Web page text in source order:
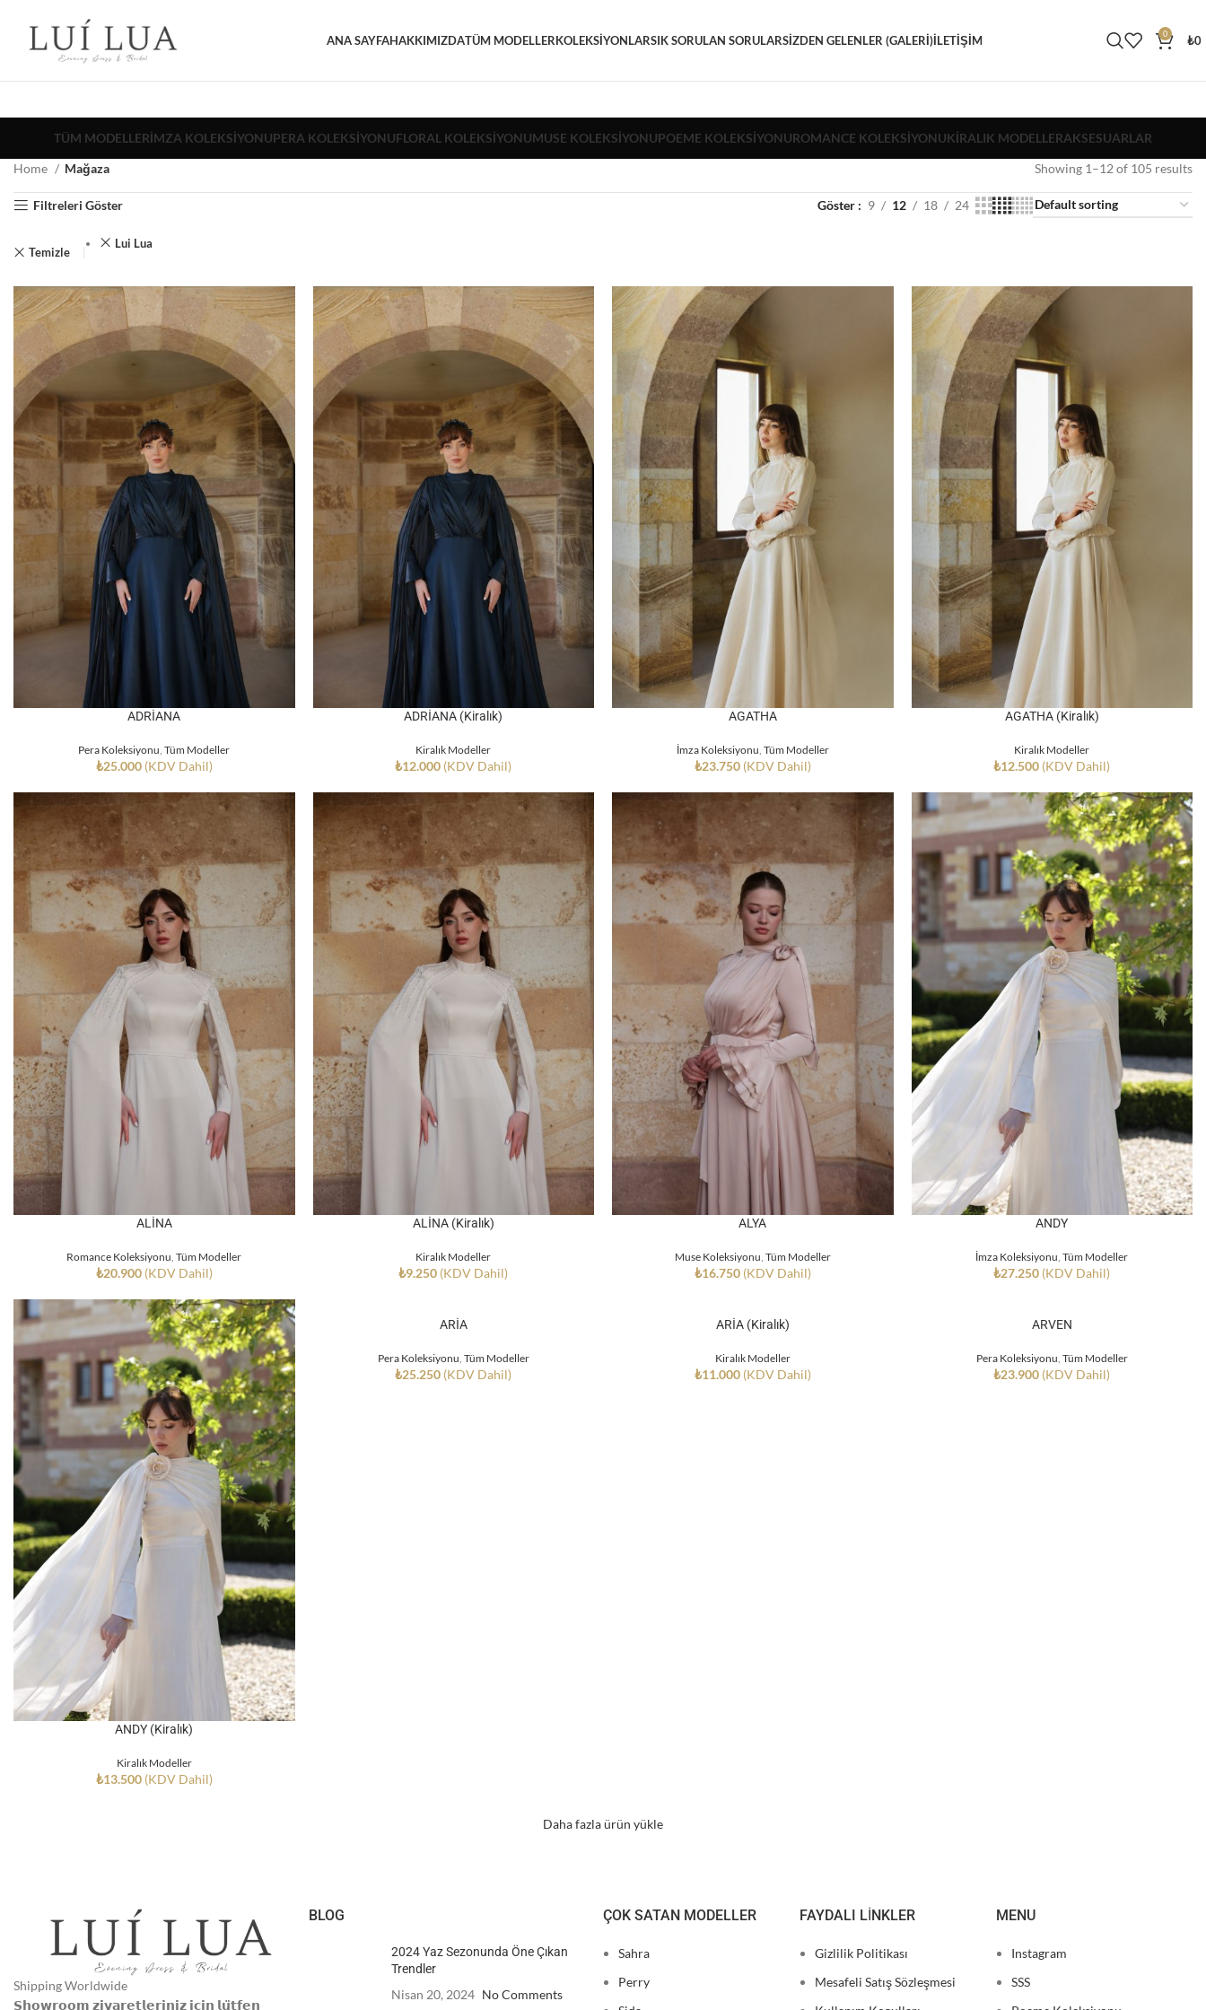
ANA SAYFAHAKKIMIZDATÜM MODELLERKOLEKSIYONLARSIK SORULAN SORULARSIZDEN GELENLER (GALERI)İLETIŞIM 0 ₺0
TÜM MODELLERİMZA KOLEKSIYONUPERA KOLEKSIYONUFLORAL KOLEKSIYONUMUSE KOLEKSIYONUPOEME KOLEKSIYONUROMANCE KOLEKSIYONUKIRALIK MODELLERAKSESUARLAR
Home
Mağaza Showing 1–12 of 105 results
Filtreleri Göster Göster 9 12 18 24
Temizle
Lui Lua
ADRİANA
Pera Koleksiyonu,Tüm Modeller
₺25.000 (KDV Dahil)
ADRİANA (Kiralık)
Kiralık Modeller
₺12.000 (KDV Dahil)
AGATHA
İmza Koleksiyonu, Tüm Modeller
₺23.750 (KDV Dahil)
AGATHA (Kiralık)
Kiralık Modeller
₺12.500 (KDV Dahil)
ALİNA
Romance Koleksiyonu ,Tüm Modeller
₺20.900 (KDV Dahil)
ALİNA (Kiralık)
Kiralık Modeller
₺9.250 (KDV Dahil)
ALYA
Muse Koleksiyonu Tüm Modeller
₺16.750 (KDV Dahil)
ANDY
İmza Koleksiyonu ,Tüm Modeller
₺27.250 (KDV Dahil)
ANDY (Kiralık)
Kiralık Modeller
₺13.500 (KDV Dahil)
ARİA
Pera Koleksiyonu Tüm Modeller
₺25.250 (KDV Dahil)
ARİA (Kiralık)
Kiralık Modeller
₺11.000 (KDV Dahil)
ARVEN
Pera Koleksiyonu Tüm Modeller
₺23.900 (KDV Dahil)
Daha fazla ürün yükle
Shipping Worldwide
𝗦𝗵𝗼𝘄𝗿𝗼𝗼𝗺 𝘇𝗶𝘆𝗮𝗿𝗲𝘁𝗹𝗲𝗿𝗶𝗻𝗶𝘇 𝗶𝗰̧𝗶𝗻 𝗹𝘂̈𝘁𝗳𝗲𝗻
BLOG
2024 Yaz Sezonunda Öne Çıkan
Trendler
Nisan 20, 2024 No Comments
ÇOK SATAN MODELLER
Sahra
Perry
FAYDALI LINKLER
Gizlilik Politikası
Mesafeli Satış Sözleşmesi
MENU
Instagram
SSS